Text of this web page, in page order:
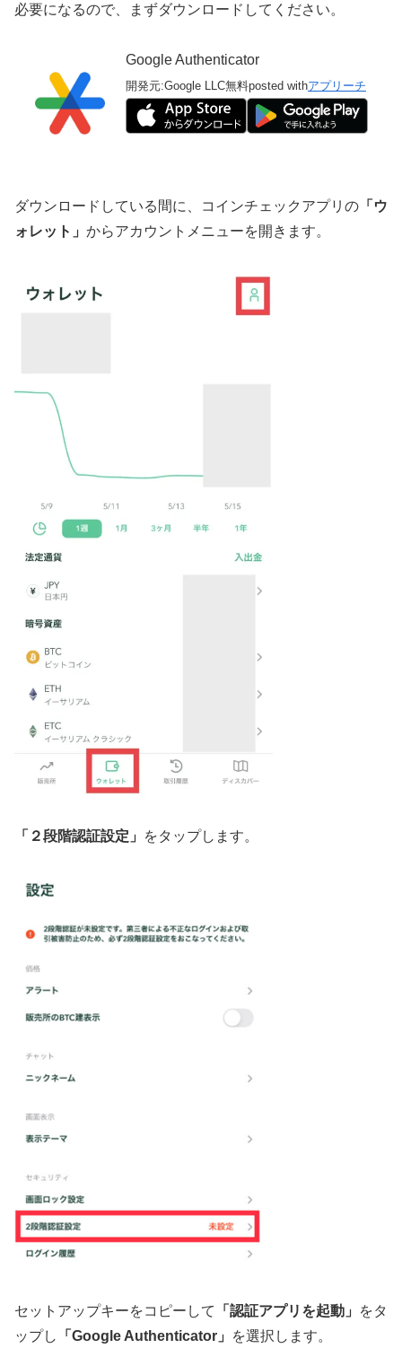
必要になるので、まずダウンロードしてください。
Google Authenticator
開発元:Google LLC無料posted withアプリーチ
ダウンロードしている間に、コインチェックアプリの 「ウ
ォレット」 からアカウントメニューを開きます。
「２段階認証設定」 をタップします。
セットアップキーをコピーして 「認証アプリを起動」
をタ
ップし
「Google Authenticator」 を選択します。